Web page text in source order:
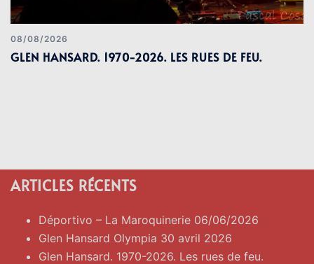
08/08/2026
GLEN HANSARD. 1970-2026. LES RUES DE FEU.
ARTICLES RÉCENTS
Déportivo – La Maroquinerie 06/06/2026
Glen Hansard Olympia 30 avril 2026
Glen Hansard. 1970-2026. Les rues de feu.